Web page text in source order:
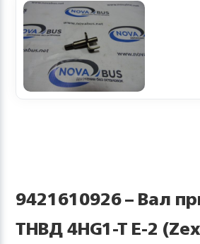
9421610926 – Вал
ТНВД 4HG1-T E-2